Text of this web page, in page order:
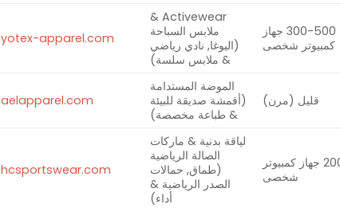
300-500 جهاز
كمبيوتر شخصى
Activewear &
ملابس السباحة
(اليوغا, نادي رياضي
& ملابس سلسة)
yotex-apparel.com
قليل (مرن)
الموضة المستدامة
(أقمشة صديقة للبيئة
& طباعة مخصصة)
aelapparel.com
200 جهاز كمبيوتر
شخصى
لياقة بدنية & ماركات
الصالة الرياضية
(طماق, حمالات
الصدر الرياضية &
أداء)
hcsportswear.com